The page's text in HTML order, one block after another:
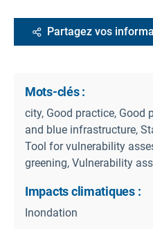
Partagez vos
Mots-clés :
city, Good practice, Good
and blue infrastructure,
Tool for vulnerability
greening, Vulnerability
Impacts climatiques :
Inondation